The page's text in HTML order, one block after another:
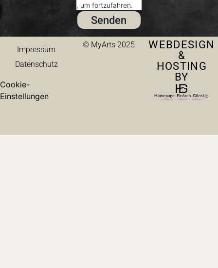
, um fortzufahren.
Senden
Impressum
Datenschutz
Cookie-
Einstellungen
© MyArts 2025
WEBDESIGN
&
HOSTING
BY